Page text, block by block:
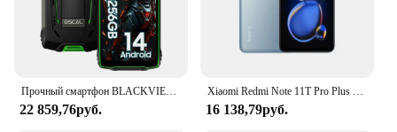
22 859,76руб. 16 138,79руб.